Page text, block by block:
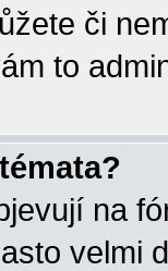
či
to
na
velmi